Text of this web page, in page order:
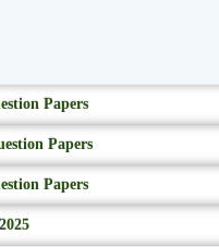
Papers
Papers
Papers